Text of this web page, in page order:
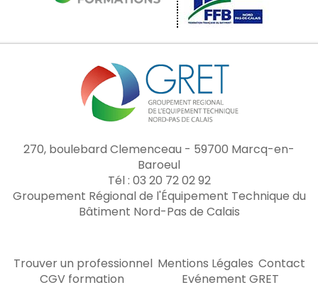
270, boulebard Clemenceau - 59700 Marcq-en-
Baroeul
Tél : 03 20 72 02 92
Groupement Régional de l'Équipement Technique du
Bâtiment Nord-Pas de Calais
Trouver un professionnel Mentions Légales Contact
CGV formation
Evénement GRET